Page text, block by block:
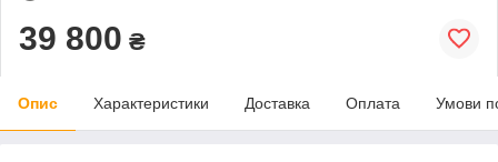
39 800 ₴
Опис Характеристики Доставка Оплата Умови